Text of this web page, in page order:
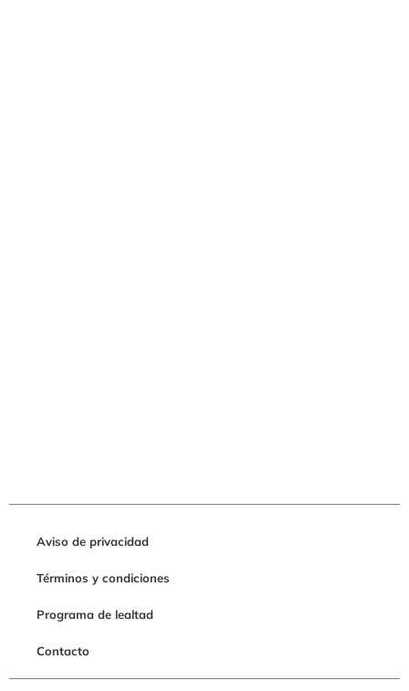
Aviso de privacidad
Términos y condiciones
Programa de lealtad
Contacto